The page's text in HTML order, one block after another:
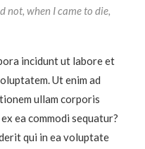
not, when I came to die,
incidunt ut labore et
Ut enim ad
ullam corporis
ea commodi sequatur?
qui in ea voluptate